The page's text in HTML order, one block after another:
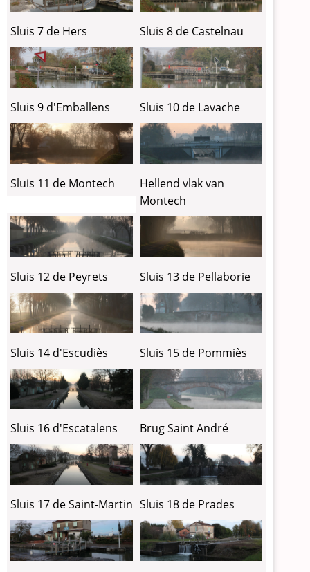
Sluis 7 de Hers Sluis 8 de Castelnau
Sluis 9 d'Emballens Sluis 10 de Lavache
Sluis 11 de Montech
Hellend vlak van
Montech
Sluis 12 de Peyrets Sluis 13 de Pellaborie
Sluis 14 d'Escudiès Sluis 15 de Pommiès
Sluis 16 d'Escatalens Brug Saint André
Sluis 17 de Saint-Martin Sluis 18 de Prades